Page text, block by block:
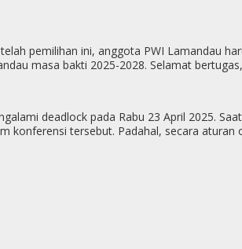
pemilihan ini, anggota PWI Lamandau
masa bakti 2025-2028. Selamat
deadlock pada Rabu 23 April 2025.
tersebut. Padahal, secara